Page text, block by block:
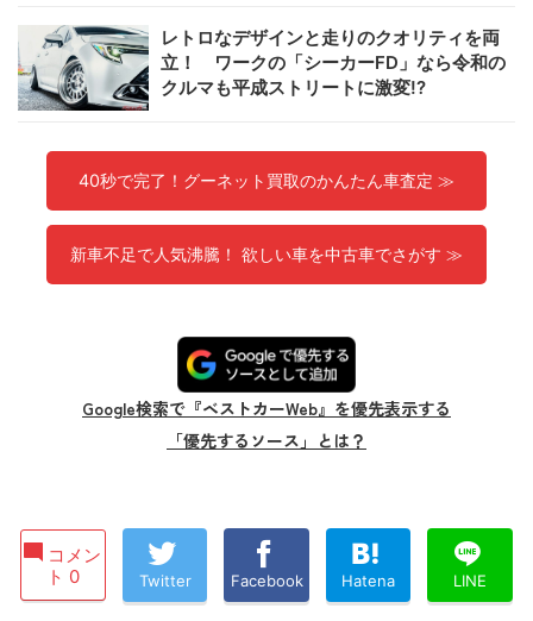
レトロなデザインと走りのクオリティを両
立！ ワークの「シーカーFD」なら令和の
クルマも平成ストリートに激変!?
40秒で完了！グーネット買取のかんたん車査定 ≫
新車不足で人気沸騰！ 欲しい車を中古車でさがす ≫
Google検索で『ベストカーWeb』を優先表示する
「優先するソース」とは？
コメン
ト 0
Twitter Facebook Hatena LINE